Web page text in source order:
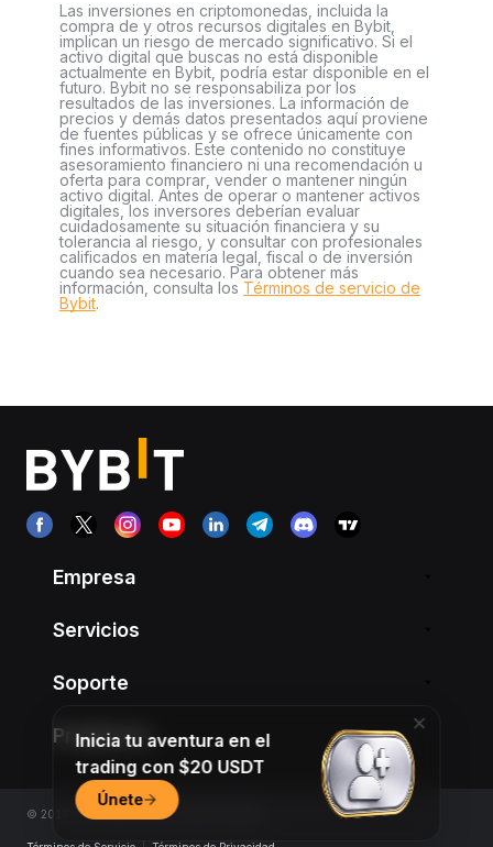
Las inversiones en criptomonedas, incluida la
compra de y otros recursos digitales en Bybit,
implican un riesgo de mercado significativo. Si el
activo digital que buscas no está disponible
actualmente en Bybit, podría estar disponible en el
futuro. Bybit no se responsabiliza por los
resultados de las inversiones. La información de
precios y demás datos presentados aquí proviene
de fuentes públicas y se ofrece únicamente con
fines informativos. Este contenido no constituye
asesoramiento financiero ni una recomendación u
oferta para comprar, vender o mantener ningún
activo digital. Antes de operar o mantener activos
digitales, los inversores deberían evaluar
cuidadosamente su situación financiera y su
tolerancia al riesgo, y consultar con profesionales
calificados en materia legal, fiscal o de inversión
cuando sea necesario. Para obtener más
información, consulta los Términos de servicio de
Bybit.
Empresa
Servicios
Soporte
Productos
© 2018-2026 Bybit.com. All rights reserved.
Inicia tu aventura en el
trading con $20 USDT
Únete